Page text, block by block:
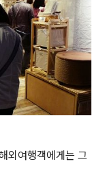
외여행객에게는 그